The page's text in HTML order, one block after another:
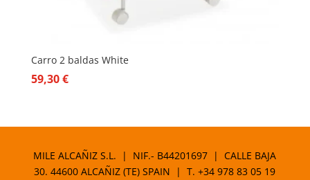
Carro 2 baldas White
59,30€
MILE ALCAÑIZ S.L. | NIF.- B44201697 | CALLE BAJA
30. 44600 ALCAÑIZ (TE) SPAIN | T.+34 978 83 05 19